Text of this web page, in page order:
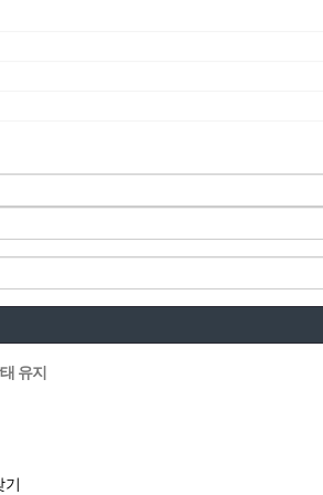
유지